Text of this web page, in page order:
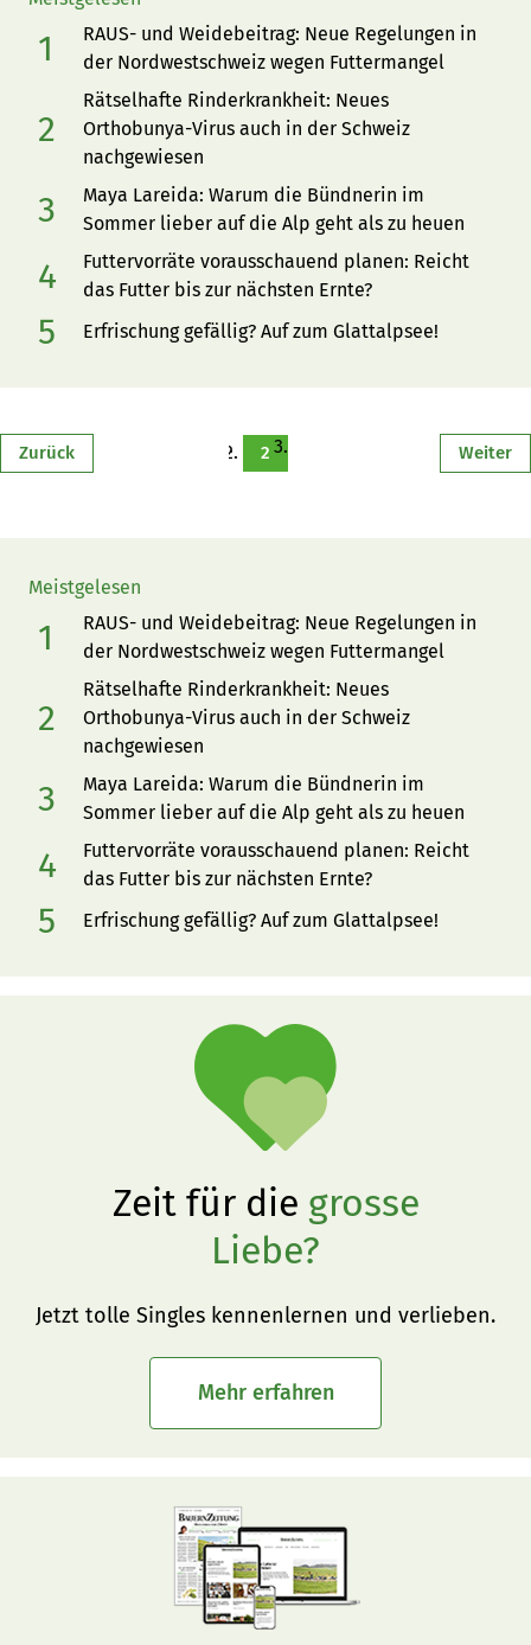
RAUS- und Weidebeitrag: Neue Regelungen in
der Nordwestschweiz wegen Futtermangel
Rätselhafte Rinderkrankheit: Neues
Orthobunya-Virus auch in der Schweiz
nachgewiesen
Maya Lareida: Warum die Bündnerin im
Sommer lieber auf die Alp geht als zu heuen
Futtervorräte vorausschauend planen: Reicht
das Futter bis zur nächsten Ernte?
Erfrischung gefällig? Auf zum Glattalpsee!
Zurück 2 Weiter
Meistgelesen
RAUS- und Weidebeitrag: Neue Regelungen in
der Nordwestschweiz wegen Futtermangel
Rätselhafte Rinderkrankheit: Neues
Orthobunya-Virus auch in der Schweiz
nachgewiesen
Maya Lareida: Warum die Bündnerin im
Sommer lieber auf die Alp geht als zu heuen
Futtervorräte vorausschauend planen: Reicht
das Futter bis zur nächsten Ernte?
Erfrischung gefällig? Auf zum Glattalpsee!
Zeit für die grosse
Liebe?
Jetzt tolle Singles kennenlernen und verlieben.
Mehr erfahren